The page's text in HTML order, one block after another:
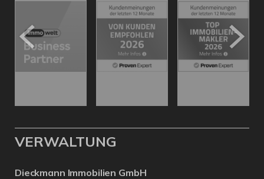
VERWALTUNG
Dieckmann Immobilien GmbH